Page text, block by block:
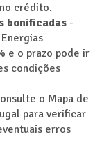
crédito.
bonificadas -
e o prazo pode ir
condições
o Mapa de
para verificar
erros